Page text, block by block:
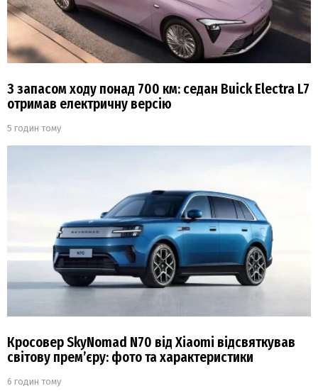
З запасом ходу понад 700 км: седан Buick Electra L7
отримав електричну версію
5 годин тому
Кросовер SkyNomad N70 від Xiaomi відсвяткував
світову прем’єру: фото та характеристики
6 годин тому